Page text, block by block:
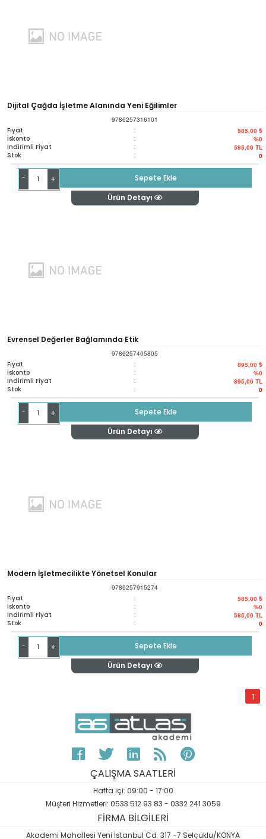
Dijital Çağda İşletme Alanında Yeni Eğilimler
9786257316101
Fiyat : 585,00 ₺
İskonto : %0
İndirimli Fiyat : 585,00 TL
Stok : 0
- +
Sepete Ekle
Ürün Detayı
Evrensel Değerler Bağlamında Etik
9786257405805
Fiyat : 895,00 ₺
İskonto : %0
İndirimli Fiyat : 895,00 TL
Stok : 0
- +
Sepete Ekle
Ürün Detayı
Modern İşletmecilikte Yönetsel Konular
9786257915274
Fiyat : 585,00 ₺
İskonto : %0
İndirimli Fiyat : 585,00 TL
Stok : 0
- +
Sepete Ekle
Ürün Detayı
1
ÇALIŞMA SAATLERİ
Hafta içi: 09:00 - 17:00
Müşteri Hizmetleri: 0533 512 93 83 - 0332 241 3059
FİRMA BİLGİLERİ
Akademi Mahallesi Yeni İstanbul Cd. 317 -7 Selçuklu/KONYA